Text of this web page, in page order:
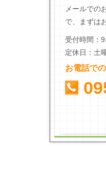
メールでの
で、まずは
受付時間：
定休日：土
お電話で